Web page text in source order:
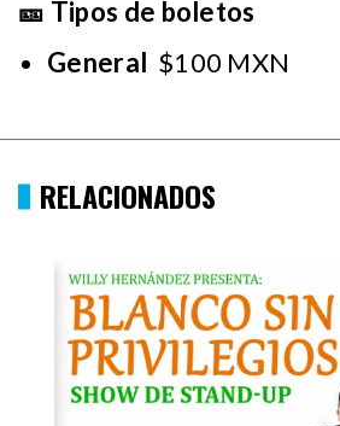
🎫 Tipos de boletos
General $100 MXN
RELACIONADOS